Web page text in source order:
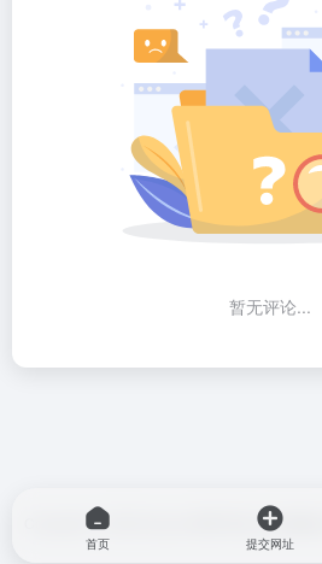
暂无评论...
Copyright © 2026 由OneNav
首页 提交网址